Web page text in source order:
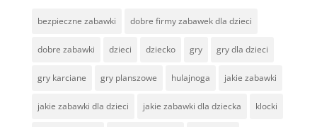
bezpieczne zabawki dobre firmy zabawek dla dzieci
dobre zabawki dzieci dziecko gry gry dla dzieci
gry karciane gry planszowe hulajnoga jakie zabawki
jakie zabawki dla dzieci jakie zabawki dla dziecka klocki